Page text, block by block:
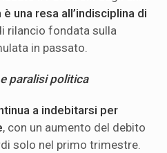
è una resa all’indisciplina di
rilancio fondata sulla
in passato.
paralisi politica
a indebitarsi per
, con un aumento del debito
solo nel primo trimestre.